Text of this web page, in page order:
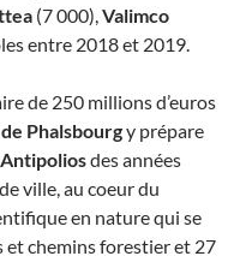
(7 000),Valimco
entre 2018 et 2019.
de 250 millions d’euros
Phalsbourgy prépare
des années
ville, au coeur du
en nature qui se
et chemins forestier et 27